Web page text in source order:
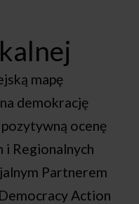
mapę
demokrację
ocenę
i Regionalnych
Partnerem
Action